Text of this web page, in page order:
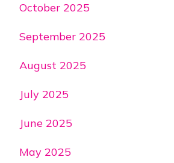
October 2025
September 2025
August 2025
July 2025
June 2025
May 2025